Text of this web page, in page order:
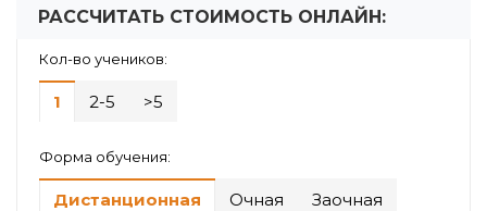
РАССЧИТАТЬ СТОИМОСТЬ ОНЛАЙН:
Кол-во учеников:
1 2-5 >5
Форма обучения:
Дистанционная Очная Заочная